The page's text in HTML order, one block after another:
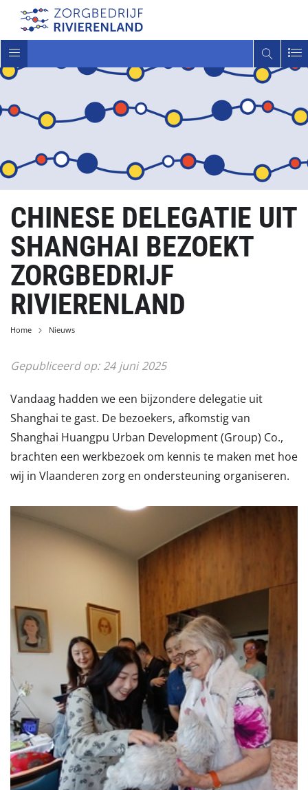
Toggle
navigatie
CHINESE DELEGATIE UIT
SHANGHAI BEZOEKT
ZORGBEDRIJF
RIVIERENLAND
Home Nieuws
Gepubliceerd op: 24 juni 2025
Vandaag hadden we een bijzondere delegatie uit
Shanghai te gast. De bezoekers, afkomstig van
Shanghai Huangpu Urban Development (Group) Co.,
brachten een werkbezoek om kennis te maken met hoe
wij in Vlaanderen zorg en ondersteuning organiseren.